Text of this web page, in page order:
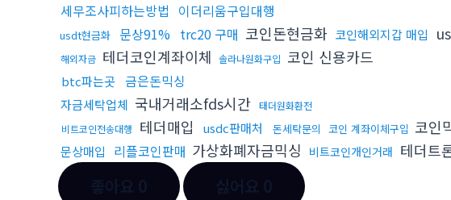
세무조사피하는방법 이더리움구입대행
usdt현금화 문상91% trc20 구매 코인돈현금화 코인해외지갑 매입
해외자금 테더코인계좌이체 솔라나원화구입 코인 신용카드
btc파는곳 금은돈믹싱
자금세탁업체 국내거래소fds시간 태더원화환전
비트코인전송대행
테더매입 usdc판매처 돈세탁문의 코인 계좌이체구입 코인
문상매입 리플코인판매 가상화폐자금믹싱 비트코인개인거래 테더트